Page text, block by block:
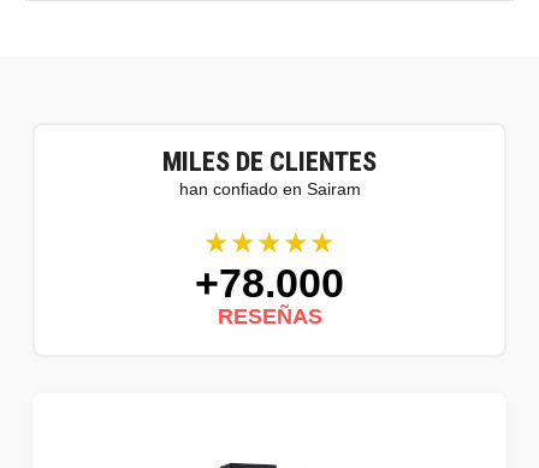
MILES DE CLIENTES
han confiado en Sairam
★★★★★
+78.000
RESEÑAS